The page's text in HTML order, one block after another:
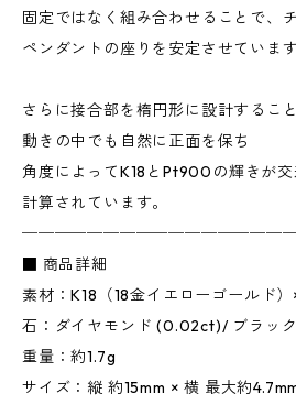
固定ではなく組み合わせることで、
ペンダントの座りを安定させています
さらに接合部を楕円形に設計するこ
動きの中でも自然に正面を保ち
角度によってK18とPt900の輝きが交
計算されています。
■ 商品詳細
素材：K18（18金イエローゴールド
石：ダイヤモンド (0.02ct)/ ブラッ
重量：約1.7g
サイズ：縦 約15mm × 横 最大約